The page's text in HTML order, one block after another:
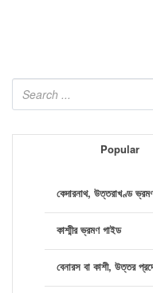
Popular
কেদারনাথ, উত্তরাখণ্ড
কাশ্মীর ভ্রমণ গাইড
বেনারস বা কাশী, উত্তর